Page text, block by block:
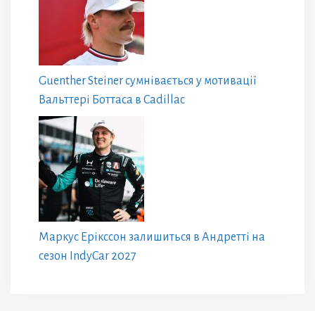
Guenther Steiner сумнівається у мотивації
Вальттері Боттаса в Cadillac
Маркус Ерікссон залишиться в Андретті на
сезон IndyCar 2027